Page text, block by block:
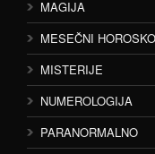
MAGIJA
MESEČNI
MISTERIJE
NUMEROLOGIJA
PARANORMALNO